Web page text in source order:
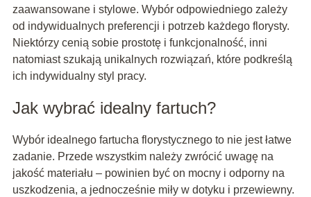
zaawansowane i stylowe. Wybór odpowiedniego zależy
od indywidualnych preferencji i potrzeb każdego florysty.
Niektórzy cenią sobie prostotę i funkcjonalność, inni
natomiast szukają unikalnych rozwiązań, które podkreślą
ich indywidualny styl pracy.
Jak wybrać idealny fartuch?
Wybór idealnego fartucha florystycznego to nie jest łatwe
zadanie. Przede wszystkim należy zwrócić uwagę na
jakość materiału – powinien być on mocny i odporny na
uszkodzenia, a jednocześnie miły w dotyku i przewiewny.